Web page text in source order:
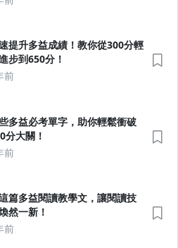
提升多益成績！教你從300分輕
步到650分！
前
多益必考單字，助你輕鬆衝破
分大關！
前
篇多益閱讀教學文，讓閱讀技
然一新！
前